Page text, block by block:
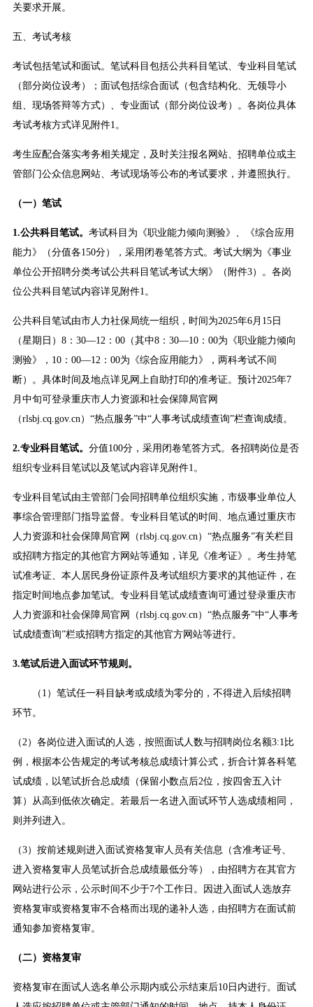
关要求开展。
五、考试考核
考试包括笔试和面试。笔试科目包括公共科目笔试、专业科目笔试
（部分岗位设考）；面试包括综合面试（包含结构化、无领导小
组、现场答辩等方式）、专业面试（部分岗位设考）。各岗位具体
考试考核方式详见附件1。
考生应配合落实考务相关规定，及时关注报名网站、招聘单位或主
管部门公众信息网站、考试现场等公布的考试要求，并遵照执行。
（一）笔试
1.公共科目笔试。 考试科目为《职业能力倾向测验》、《综合应用
能力》（分值各150分），采用闭卷笔答方式。考试大纲为《事业
单位公开招聘分类考试公共科目笔试考试大纲》（附件3）。各岗
位公共科目笔试内容详见附件1。
公共科目笔试由市人力社保局统一组织，时间为2025年6月15日
（星期日）8：30—12：00（其中8：30—10：00为《职业能力倾向
测验》，10：00—12：00为《综合应用能力》，两科考试不间
断）。具体时间及地点详见网上自助打印的准考证。预计2025年7
月中旬可登录重庆市人力资源和社会保障局官网
（rlsbj.cq.gov.cn）“热点服务”中“人事考试成绩查询”栏查询成绩。
2.专业科目笔试。 分值100分，采用闭卷笔答方式。各招聘岗位是否
组织专业科目笔试以及笔试内容详见附件1。
专业科目笔试由主管部门会同招聘单位组织实施，市级事业单位人
事综合管理部门指导监督。专业科目笔试的时间、地点通过重庆市
人力资源和社会保障局官网（rlsbj.cq.gov.cn）“热点服务”有关栏目
或招聘方指定的其他官方网站等通知，详见《准考证》。考生持笔
试准考证、本人居民身份证原件及考试组织方要求的其他证件，在
指定时间地点参加笔试。专业科目笔试成绩查询可通过登录重庆市
人力资源和社会保障局官网（rlsbj.cq.gov.cn）“热点服务”中“人事考
试成绩查询”栏或招聘方指定的其他官方网站等进行。
3.笔试后进入面试环节规则。
（1）笔试任一科目缺考或成绩为零分的，不得进入后续招聘
环节。
（2）各岗位进入面试的人选，按照面试人数与招聘岗位名额3:1比
例，根据本公告规定的考试考核总成绩计算公式，折合计算各科笔
试成绩，以笔试折合总成绩（保留小数点后2位，按四舍五入计
算）从高到低依次确定。若最后一名进入面试环节人选成绩相同，
则并列进入。
（3）按前述规则进入面试资格复审人员有关信息（含准考证号、
进入资格复审人员笔试折合总成绩最低分等），由招聘方在其官方
网站进行公示，公示时间不少于7个工作日。因进入面试人选放弃
资格复审或资格复审不合格而出现的递补人选，由招聘方在面试前
通知参加资格复审。
（二）资格复审
资格复审在面试人选名单公示期内或公示结束后10日内进行。面试